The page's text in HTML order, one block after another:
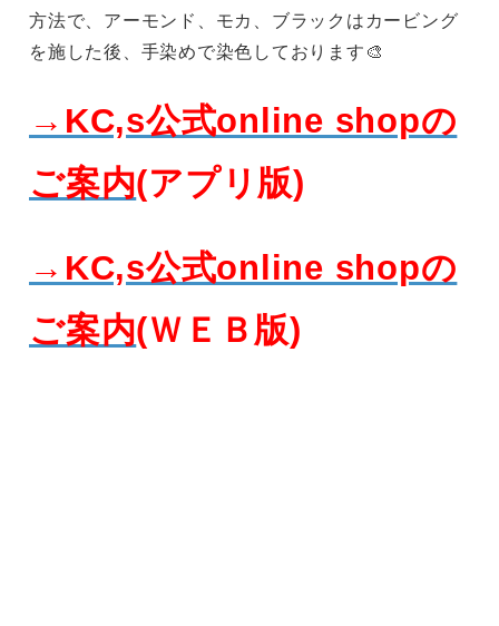
方法で、アーモンド、モカ、ブラックはカービング
を施した後、手染めで染色しております🎨
→KC,s公式online shopの
ご案内(アプリ版)
→KC,s公式online shopの
ご案内(ＷＥＢ版)